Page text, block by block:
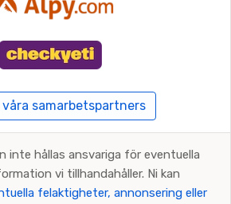
våra samarbetspartners
inte hållas ansvariga för eventuella
vi tillhandahåller. Ni kan
felaktigheter, annonsering eller